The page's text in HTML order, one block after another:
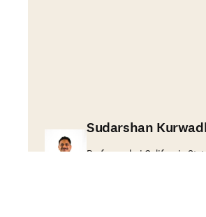
Sudarshan
Professor bei California